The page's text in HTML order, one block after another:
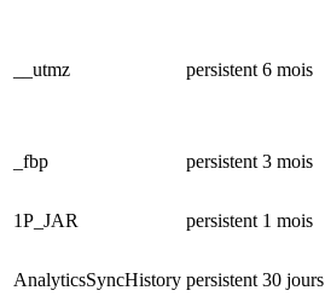
__utmz persistent 6 mois
_fbp
persistent 3 mois
1P_JAR persistent 1 mois
AnalyticsSyncHistory persistent 30 jours